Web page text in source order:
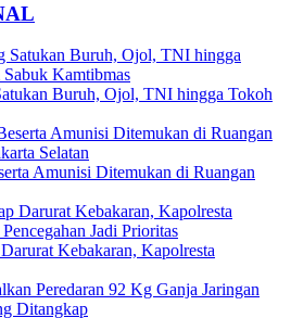
Buruh, Ojol, TNI hingga Tokoh
Amunisi Ditemukan di Ruangan
Kebakaran, Kapolresta